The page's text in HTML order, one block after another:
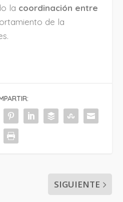
la coordinación entre
de la
SIGUIENTE